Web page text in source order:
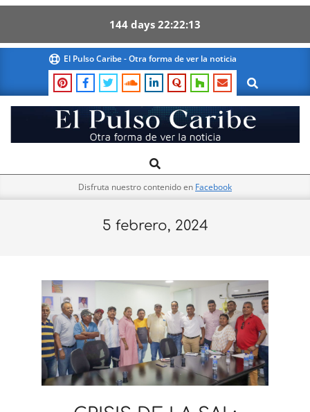
144 days 22 22 12
content
El Pulso Caribe - Otra forma de ver la noticia
Search
El
Pulso
Navigation
Search
Disfruta nuestro contenido en Facebook
5 febrero, 2024